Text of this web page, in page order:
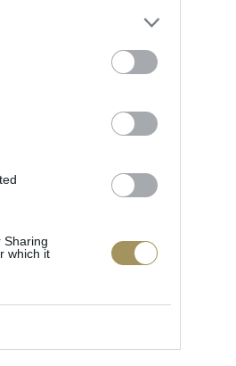
Sharing
which it